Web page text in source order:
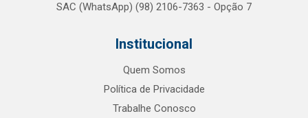
SAC (WhatsApp) (98) 2106-7363 - Opção 7
Institucional
Quem Somos
Política de Privacidade
Trabalhe Conosco